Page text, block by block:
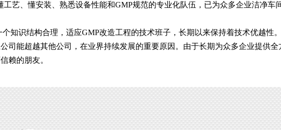
艺、懂安装、熟悉设备性能和GMP规范的专业化队伍，已为众多企业洁净车
识结构合理，适应GMP改造工程的技术班子，长期以来保持着技术优越性
司能超越其他公司，在业界持续发展的重要原因。由于长期为众多企业提供
赖的朋友。